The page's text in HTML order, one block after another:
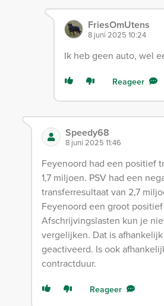
FriesOmUtens
8 juni 2025 10:24
Ik heb geen auto, wel
Reageer
Speedy68
8 juni 2025 11:46
Feyenoord had een positief
1,7 miljoen. PSV had een
transferresultaat van 2,7
Feyenoord een groot
Afschrijvingslasten kun je
vergelijken. Dat is
geactiveerd. Is ook
contractduur.
Reageer